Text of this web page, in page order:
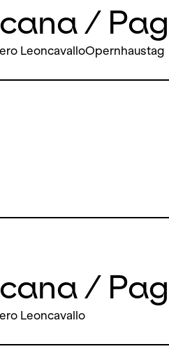
/
LeoncavalloOpernhaustag
/
Leoncavallo